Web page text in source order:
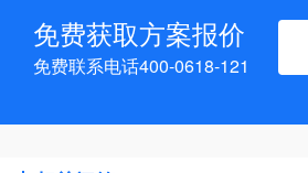
免费获取方案报价
免费联系电话400-0618-121